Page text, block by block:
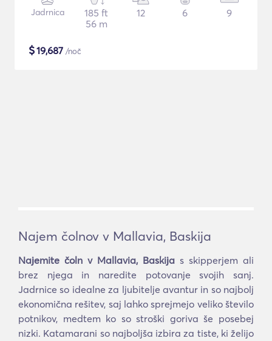
Jadrnica
185 ft
56 m
12 6 9
$19,687 /noč
Najem čolnov v Mallavia, Baskija
Najemite čoln v Mallavia, Baskija s skipperjem ali
brez njega in naredite potovanje svojih sanj.
Jadrnice so idealne za ljubitelje avantur in so najbolj
ekonomična rešitev, saj lahko sprejmejo veliko število
potnikov, medtem ko so stroški goriva še posebej
nizki. Katamarani so najboljša izbira za tiste, ki želijo